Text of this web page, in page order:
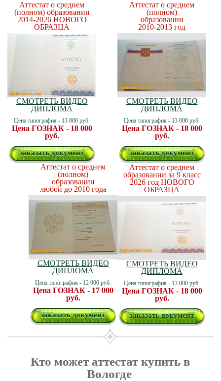
Аттестат о среднем
(полном) образовании
2014-2026 НОВОГО
ОБРАЗЦА
СМОТРЕТЬ ВИДЕО
ДИПЛОМА
Цена типография - 13 000 руб.
Цена ГОЗНАК - 18 000
руб.
заказать документ
Аттестат о среднем
(полном)
образовании
2010-2013 год
СМОТРЕТЬ ВИДЕО
ДИПЛОМА
Цена типография - 13 000 руб.
Цена ГОЗНАК - 18 000
руб.
заказать документ
Аттестат о среднем
(полном)
образовании
любой до 2010 года
СМОТРЕТЬ ВИДЕО
ДИПЛОМА
Цена типография - 12 000 руб.
Цена ГОЗНАК - 17 000
руб.
заказать документ
Аттестат о среднем
образовании за 9 класс
2026 год НОВОГО
ОБРАЗЦА
СМОТРЕТЬ ВИДЕО
ДИПЛОМА
Цена типография - 13 000 руб.
Цена ГОЗНАК - 18 000
руб.
заказать документ
Кто может аттестат купить в
Вологде